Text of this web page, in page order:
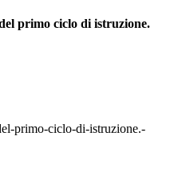
primo ciclo di istruzione.
primo-ciclo-di-istruzione.-